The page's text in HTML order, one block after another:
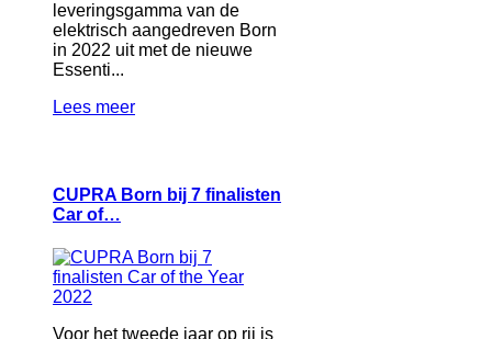
leveringsgamma van de
elektrisch aangedreven Born
in 2022 uit met de nieuwe
Essenti...
Lees meer
CUPRA Born bij 7 finalisten
Car of…
Voor het tweede jaar op rij is